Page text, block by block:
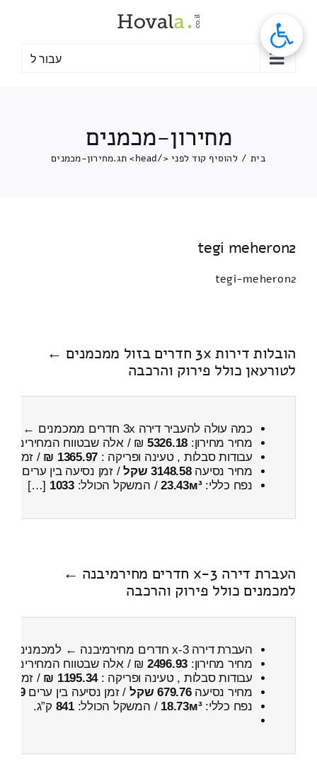
עבור ל
מחירון-מכמנים
בית / להוסיף קוד לפני </head> תג. מחירון-מכמנים
tegi meheron2
tegi-meheron2
הובלות דירות 3x חדרים בזול ממכמנים ←
לטורעאן כולל פירוק והרכבה
כמה עולה להעביר דירה 3x חדרים ממכמנים ← לטורעאן
מחיר מחירון: 5326.18 ₪ / אלה שבטווח המחירים
עבודות סבלות , טעינה ופריקה : 1365.97 ₪ / זמן :
מחיר נסיעה3148.58 שקל / זמן נסיעה בין ערים
נפח כללי:23.43м³/ המשקל הכולל:1033
[…]
העברת דירה 3-x חדרים מחירמיבנה ←
למכמנים כולל פירוק והרכבה
העברת דירה 3-x חדרים מחירמיבנה ← למכמנים
מחיר מחירון: 2496.93 ₪ / אלה שבטווח המחירים
עבודות סבלות , טעינה ופריקה :1195.34 ₪ / זמן :
מחיר נסיעה679.76 שקל / זמן נסיעה בין ערים59 דקות
נפח כללי:18.73м³ / המשקל הכולל:841 ק”ג.